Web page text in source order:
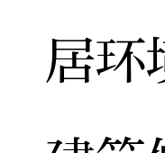
居环